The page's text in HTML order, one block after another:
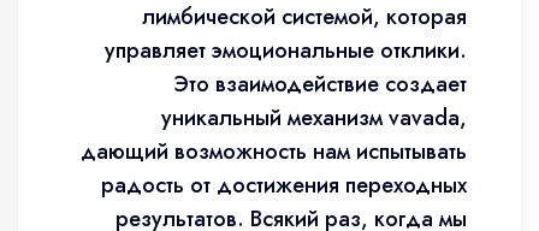
лимбической системой, которая
управляет эмоциональные отклики.
Это взаимодействие создает
уникальный механизм vavada,
дающий возможность нам испытывать
радость от достижения переходных
результатов. Всякий раз, когда мы